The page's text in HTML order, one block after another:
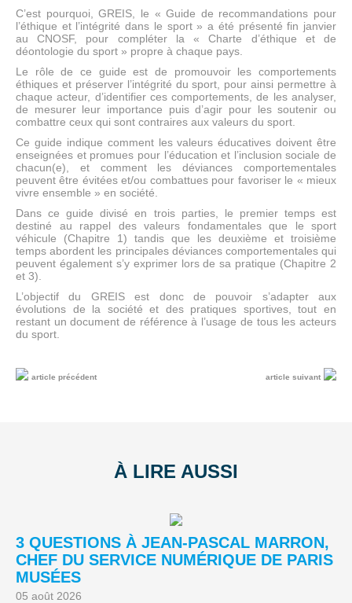
C’est pourquoi, GREIS, le « Guide de recommandations pour
l’éthique et l’intégrité dans le sport » a été présenté fin janvier
au CNOSF, pour compléter la « Charte d’éthique et de
déontologie du sport » propre à chaque pays.
Le rôle de ce guide est de promouvoir les comportements
éthiques et préserver l’intégrité du sport, pour ainsi permettre à
chaque acteur, d’identifier ces comportements, de les analyser,
de mesurer leur importance puis d’agir pour les soutenir ou
combattre ceux qui sont contraires aux valeurs du sport.
Ce guide indique comment les valeurs éducatives doivent être
enseignées et promues pour l’éducation et l’inclusion sociale de
chacun(e), et comment les déviances comportementales
peuvent être évitées et/ou combattues pour favoriser le « mieux
vivre ensemble » en société.
Dans ce guide divisé en trois parties, le premier temps est
destiné au rappel des valeurs fondamentales que le sport
véhicule (Chapitre 1) tandis que les deuxième et troisième
temps abordent les principales déviances comportementales qui
peuvent également s’y exprimer lors de sa pratique (Chapitre 2
et 3).
L’objectif du GREIS est donc de pouvoir s’adapter aux
évolutions de la société et des pratiques sportives, tout en
restant un document de référence à l’usage de tous les acteurs
du sport.
article précédent article suivant
À LIRE AUSSI
3 QUESTIONS À JEAN-PASCAL MARRON,
CHEF DU SERVICE NUMÉRIQUE DE PARIS
MUSÉES
05 août 2026